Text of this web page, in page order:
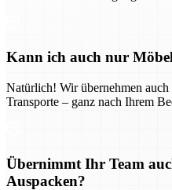
Kann ich auch nur
Natürlich! Wir übernehmen
Transporte – ganz nach Ihrem
Übernimmt Ihr Team
Auspacken?